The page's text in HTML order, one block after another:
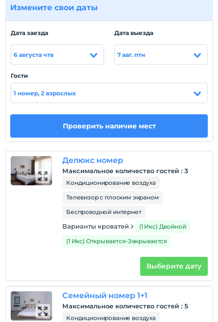
полотенец и туалетно-косметические
Расположение
Пляж Аязма находится в 2 км, а пляж Аквариум — в
известных кафе и ресторанов района. находится в
шаговой доступности.
Показать на
карте
Политики объекта
Зарегистрироваться
Домашние животные
Домашние животные не допускаются
Дети
С детей младше 2 плата не взимается.
Плата за 1 ребенка (детей) в возрасте до 6 на номер
не взимается.
Измените свои даты
Дата заезда
6 августа чтв
Дата выезда
7 авг. птн
Гости
1 номер, 2 взрослых
Проверить наличие мест
Делюкс номер
Максимальное количество гостей : 3
Кондиционирование воздуха
Телевизор с плоским экраном
Беспроводной интернет
Варианты кроватей
(1 Икс) Двойной
(1 Икс) Открывается-Закрывается
Выберите дату
Семейный номер 1+1
Максимальное количество гостей : 5
Кондиционирование воздуха